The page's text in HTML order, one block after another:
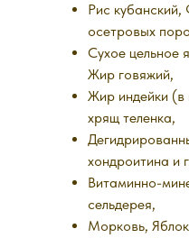
Рис
осетровых
Сухое цельное
Жир говяжий,
Жир индейки (в
хрящ теленка,
хондроитина и
Витаминно-
сельдерея,
Морковь,